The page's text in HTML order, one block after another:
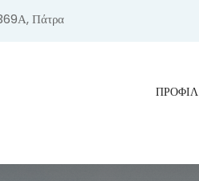
Πάτρα
ΠΡΟΦΊΛ